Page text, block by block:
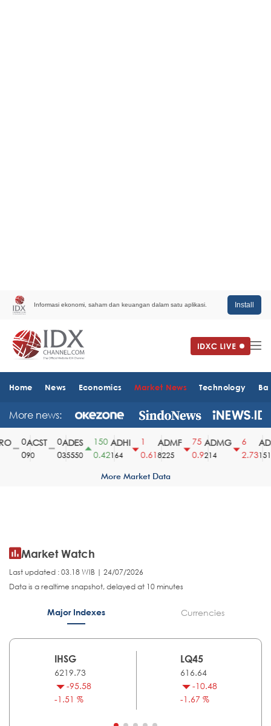
Informasi ekonomi, saham dan keuangan dalam satu aplikasi. Install
Home News Economics Market News Technology
More news:
ACST
90
ADES
35550
150
0.42
ADHI
164
0.61
ADMF
8225
75
0.9
ADMG
214
2.731510
More Market Data
Market Watch
Last updated : 03.18 WIB | 24/07/2026
Data is a realtime snapshot, delayed at 10 minutes
Major Indexes Currencies
IHSG
6219.73
-95.58
-1.51 %
LQ45
616.64
-10.48
-1.67 %